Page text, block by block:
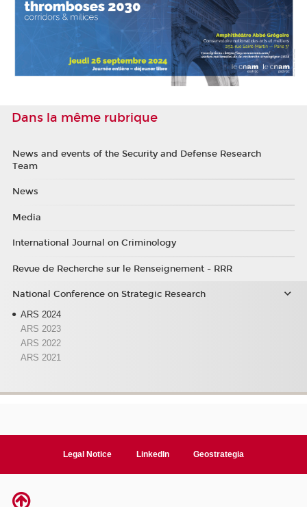
Dans la même rubrique
News and events of the Security and Defense Research
Team
News
Media
International Journal on Criminology
Revue de Recherche sur le Renseignement - RRR
National Conference on Strategic Research
ARS 2024
ARS 2023
ARS 2022
ARS 2021
Legal Notice LinkedIn Geostrategia